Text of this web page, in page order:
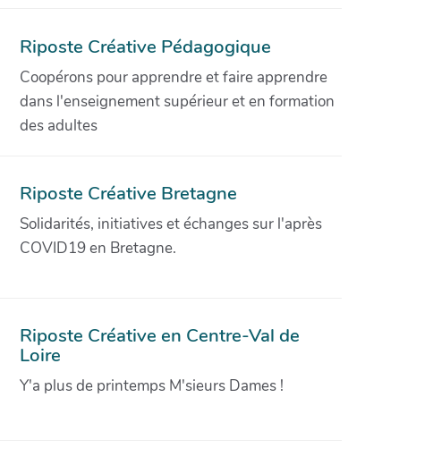
Riposte Créative Pédagogique
Coopérons pour apprendre et faire apprendre
dans l'enseignement supérieur et en formation
des adultes
Riposte Créative Bretagne
Solidarités, initiatives et échanges sur l'après
COVID19 en Bretagne.
Riposte Créative en Centre-Val de
Loire
Y'a plus de printemps M'sieurs Dames !